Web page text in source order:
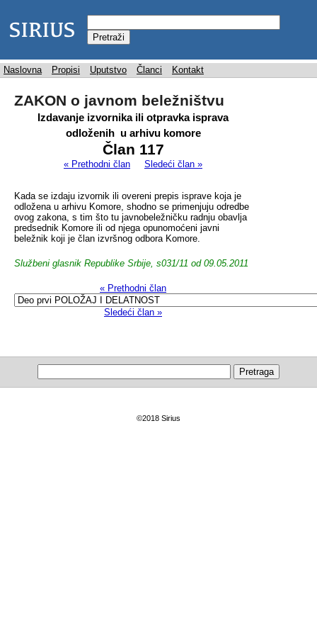
Naslovna Propisi Uputstvo Članci Kontakt
ZAKON o javnom beležništvu
Izdavanje izvornika ili otpravka isprava
odloženih u arhivu komore
Član 117
« Prethodni član Sledeći član »
Kada se izdaju izvornik ili overeni prepis isprave koja je
odložena u arhivu Komore, shodno se primenjuju odredbe
ovog zakona, s tim što tu javnobeležničku radnju obavlja
predsednik Komore ili od njega opunomoćeni javni
beležnik koji je član izvršnog odbora Komore.
Službeni glasnik Republike Srbije, s031/11 od 09.05.2011
« Prethodni član
Sledeći član »
©2018 Sirius